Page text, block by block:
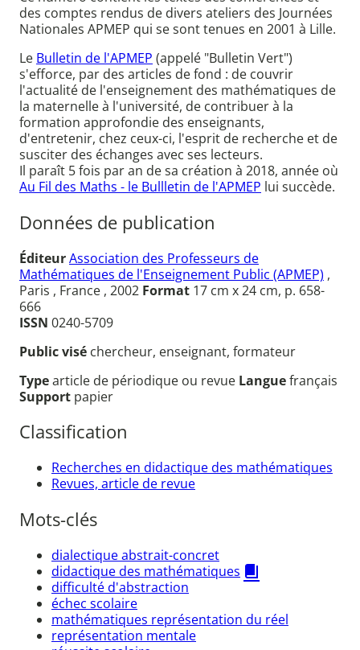
des comptes rendus de divers ateliers des Journées
Nationales APMEP qui se sont tenues en 2001 à Lille.
Le Bulletin de l'APMEP (appelé "Bulletin Vert")
s'efforce, par des articles de fond : de couvrir
l'actualité de l'enseignement des mathématiques de
la maternelle à l'université, de contribuer à la
formation approfondie des enseignants,
d'entretenir, chez ceux-ci, l'esprit de recherche et de
susciter des échanges avec ses lecteurs.
Il paraît 5 fois par an de sa création à 2018, année où
Au Fil des Maths - le Bullletin de l'APMEP lui succède.
Données de publication
ÉditeurAssociation des Professeurs de
Mathématiques de l'Enseignement Public (APMEP) ,
Paris , France , 2002 Format 17 cm x 24 cm, p. 658-
666
ISSN 0240-5709
Public visé chercheur, enseignant, formateur
Typearticle de périodique ou revue Languefrançais
Support papier
Classification
Recherches en didactique des mathématiques
Revues, article de revue
Mots-clés
dialectique abstrait-concret
didactique des mathématiques
difficulté d'abstraction
échec scolaire
mathématiques représentation du réel
représentation mentale